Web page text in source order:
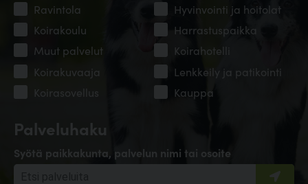
Palveluhaku
Syötä paikkakunta, palvelun nimi tai osoite
Ravintola
Hyvinvointi ja hoitolat
Koirakoulu
Harrastuspaikka
Muut palvelut
Koirahotelli
Koirakuvaaja
Lenkkeily ja patikointi
Koirasovellus
Kauppa